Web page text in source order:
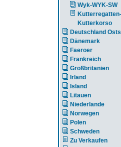
Wyk-WYK-SW
Kutterregatten-
Kutterkorso
Deutschland
Dänemark
Faeroer
Frankreich
Großbritanien
Irland
Island
Litauen
Niederlande
Norwegen
Polen
Schweden
Zu Verkaufen